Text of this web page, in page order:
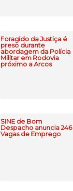
Foragido da Justiça é
preso durante
abordagem da Polícia
Militar em Rodovia
próximo a Arcos
SINE de Bom
Despacho anuncia 246
Vagas de Emprego